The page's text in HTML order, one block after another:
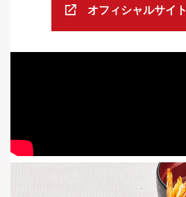
オフィシャルサイト